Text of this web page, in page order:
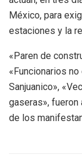
México, para
estaciones y la
«Paren de
«Funcionarios
Sanjuanico»,
gaseras», fueron
de los